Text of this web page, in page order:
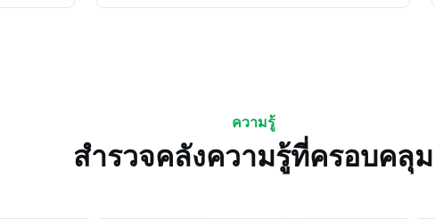
ความรู้
สำรวจคลังความรู้ที่ครอบคลุม